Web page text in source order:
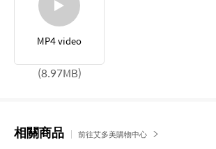
MP4 video
(8.97MB)
相關商品 前往艾多美購物中心